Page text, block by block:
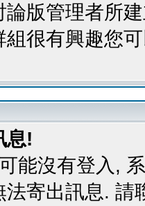
版管理者所
很有興趣您
息!
能沒有登入,
寄出訊息. 請